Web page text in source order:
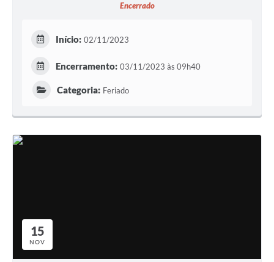
Encerrado
Início: 02/11/2023
Encerramento: 03/11/2023 às 09h40
Categoria: Feriado
15
NOV